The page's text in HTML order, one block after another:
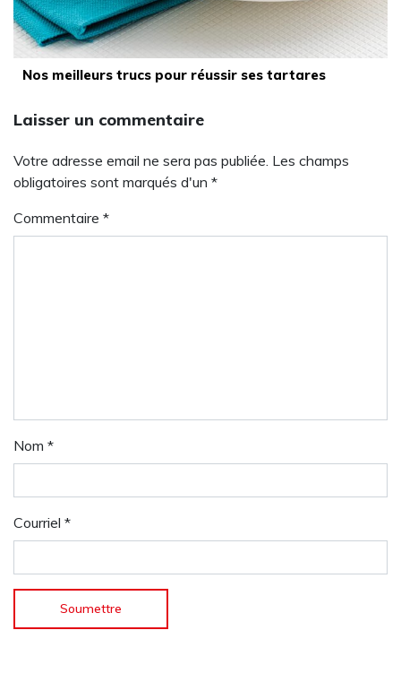
Nos meilleurs trucs pour réussir ses tartares
Laisser un commentaire
Votre adresse email ne sera pas publiée. Les champs
obligatoires sont marqués d'un *
Commentaire *
Nom *
Courriel *